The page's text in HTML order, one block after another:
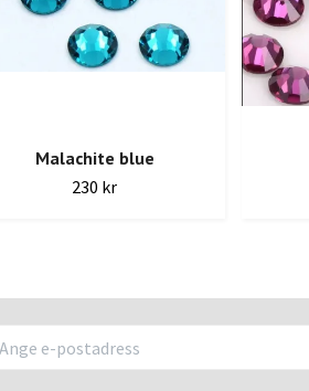
Malachite blue
230 kr